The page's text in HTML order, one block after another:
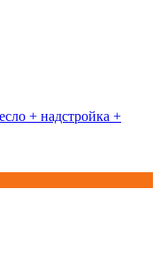
+ надстройка +